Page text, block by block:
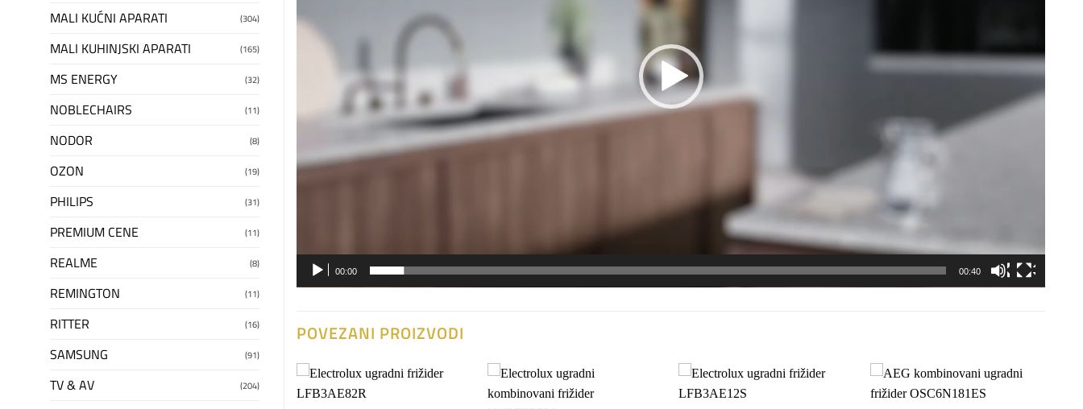
MALI KUĆNI APARATI (304)
MALI KUHINJSKI APARATI (165)
MS ENERGY (32)
NOBLECHAIRS (11)
NODOR (8)
OZON (19)
PHILIPS (31)
PREMIUM CENE (11)
REALME (8)
REMINGTON (11)
RITTER (16)
SAMSUNG (91)
TV & AV (204)
00:00 00:40
POVEZANI PROIZVODI